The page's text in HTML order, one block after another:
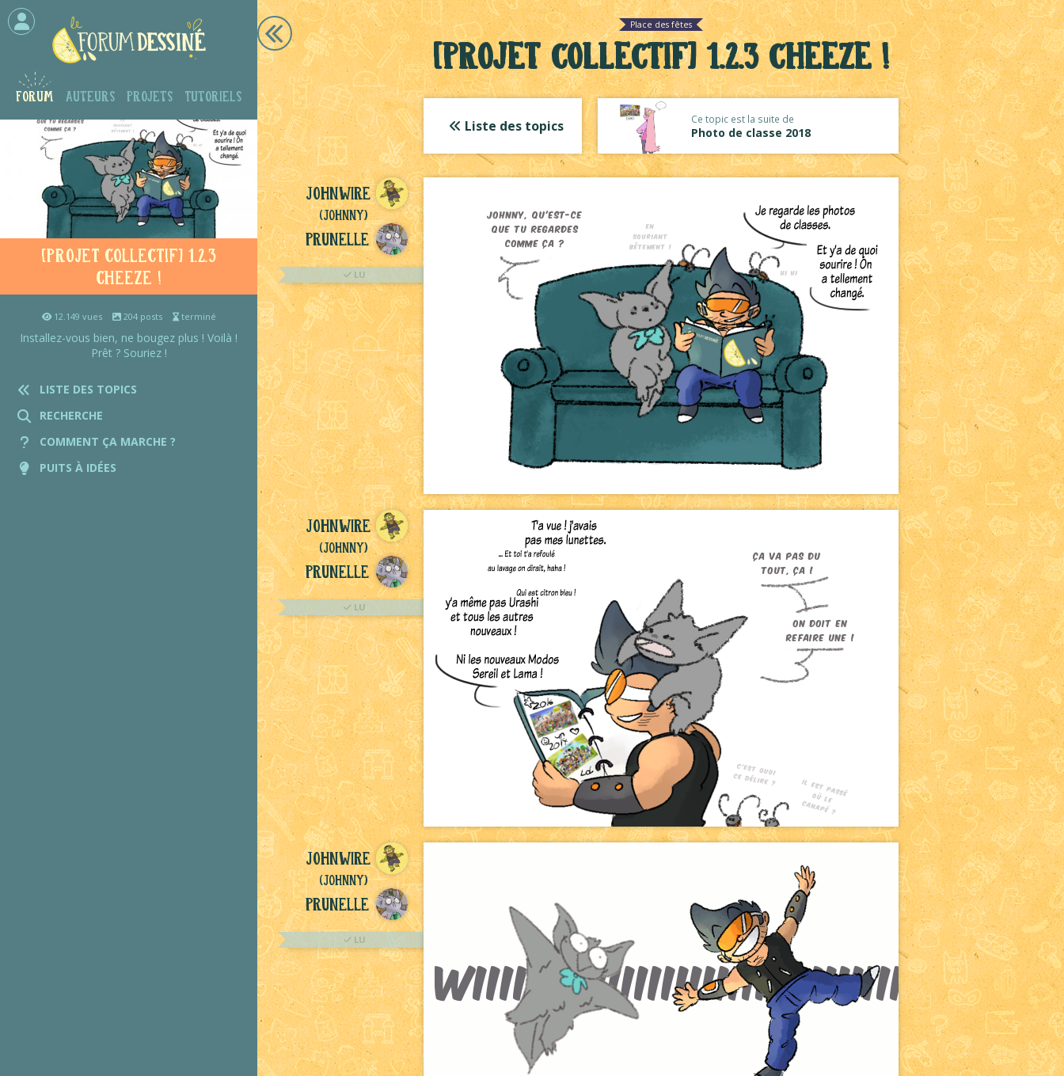
Forum Auteurs Projets Tutoriels
[Projet collectif] 1.2.3
cheeze !
12.149 vues 204 posts terminé
Installez-vous bien, ne bougez plus ! Voilà !
Prêt ? Souriez !
LISTE DES TOPICS
RECHERCHE
COMMENT ÇA MARCHE ?
PUITS À IDÉES
Place des fêtes
[Projet collectif] 1.2.3 cheeze !
Liste des topics Ce topic est la suite de
Photo de classe 2018
Johnwire
(Johnny)
Prunelle
LU
Johnwire
(Johnny)
Prunelle
LU
Johnwire
(Johnny)
Prunelle
LU